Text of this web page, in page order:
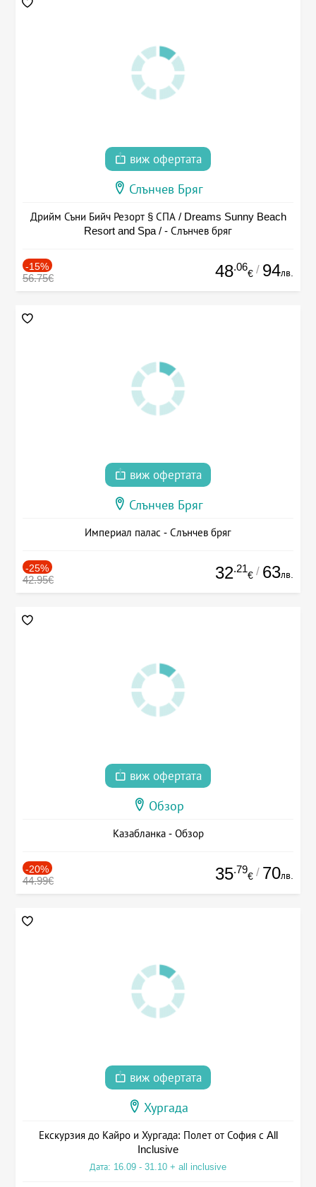
виж офертата
Слънчев Бряг
Дрийм Съни Бийч Резорт § СПА / Dreams Sunny Beach
Resort and Spa / - Слънчев бряг
-15%
56.75€ 48.06
€ / 94лв.
виж офертата
Слънчев Бряг
Империал палас - Слънчев бряг
-25%
42.95€ 32.21
€ / 63лв.
виж офертата
Обзор
Казабланка - Обзор
-20%
44.99€ 35.79
€ / 70лв.
виж офертата
Хургада
Екскурзия до Кайро и Хургада: Полет от София с All
Inclusive
Дата: 16.09 - 31.10 + all inclusive